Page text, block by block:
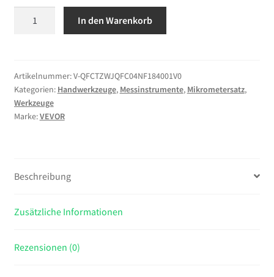
Set,
Mikrometer
mit
einer
Zoll,
für
&
In den Warenkorb
Artikelnummer:V-QFCTZWJQFC04NF184001V0
Kategorien: Handwerkzeuge, Messinstrumente, Mikrometersatz,
Werkzeuge
Marke:VEVOR
Beschreibung
Zusätzliche Informationen
Rezensionen (0)